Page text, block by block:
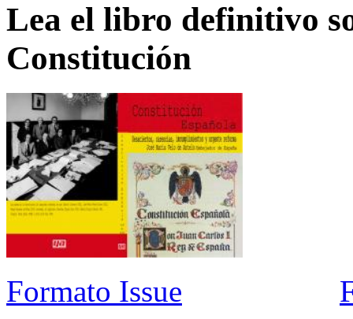
Lea el libro definitivo
Constitución
Formato Issue